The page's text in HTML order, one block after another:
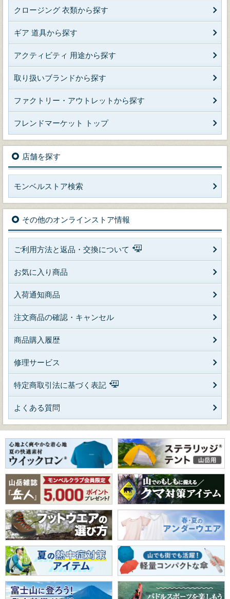
クロージング 衣類から探す
ギア 道具から探す
アクティビティ 用途から探す
取り扱いブランドから探す
ファクトリー・アウトレットから探す
フレンドマーケット トップ
店舗を探す
モンベルストア検索
その他のオンラインストア情報
ご利用方法と返品・交換について
お気に入り商品
入荷通知商品
注文商品の確認・キャンセル
商品購入履歴
修理サービス
特定商取引法に基づく表記
よくある質問